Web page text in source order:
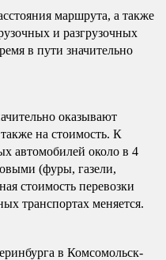
маршрута, а также
и разгрузочных
в пути значительно
оказывают
на стоимость. К
автомобилей около в 4
(фуры, газели,
стоимость перевозки
транспортах меняется.
в Комсомольск-